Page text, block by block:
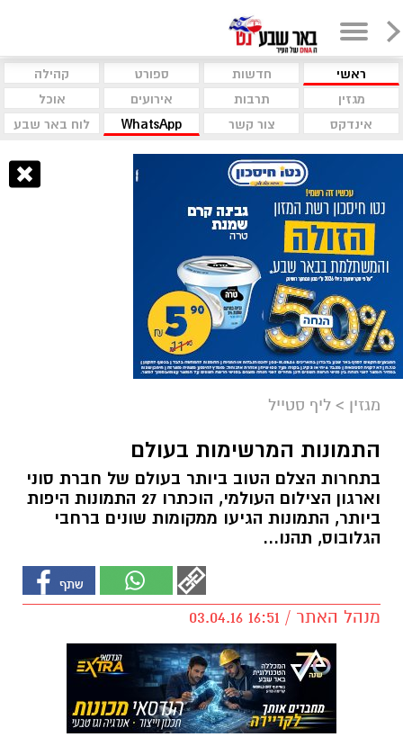
ראשי חדשות ספורט
קהילה
מגזין
תרבות אירועים
אוכל
אינדקס
צור קשר WhatsApp לוח באר שבע
מגזין > ליף סטייל
התמונות המרשימות בעולם
בתחרות הצלם הטוב ביותר בעולם של חברת סוני
וארגון הצילום העולמי, הוכתרו 27 התמונות היפות
ביותר, התמונות הגיעו ממקומות שונים ברחבי
הגלובוס, תהנו...
מנהל האתר / 16:51 03.04.16